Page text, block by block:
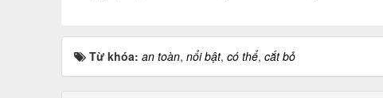
Từ khóa: an toàn, nổi bật, có thể, cắt bỏ